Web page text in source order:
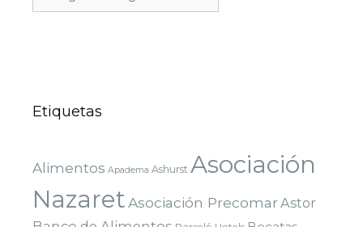
Etiquetas
Alimentos Apadema Ashurst Asociación
NazaretAsociación PrecomarAstor